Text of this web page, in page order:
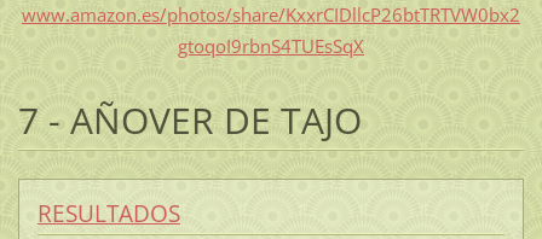
www.amazon.es/photos/share/KxxrCIDllcP26btTRTVW0bx2
gtoqoI9rbnS4TUEsSqX
7 - AÑOVER DE TAJO
RESULTADOS